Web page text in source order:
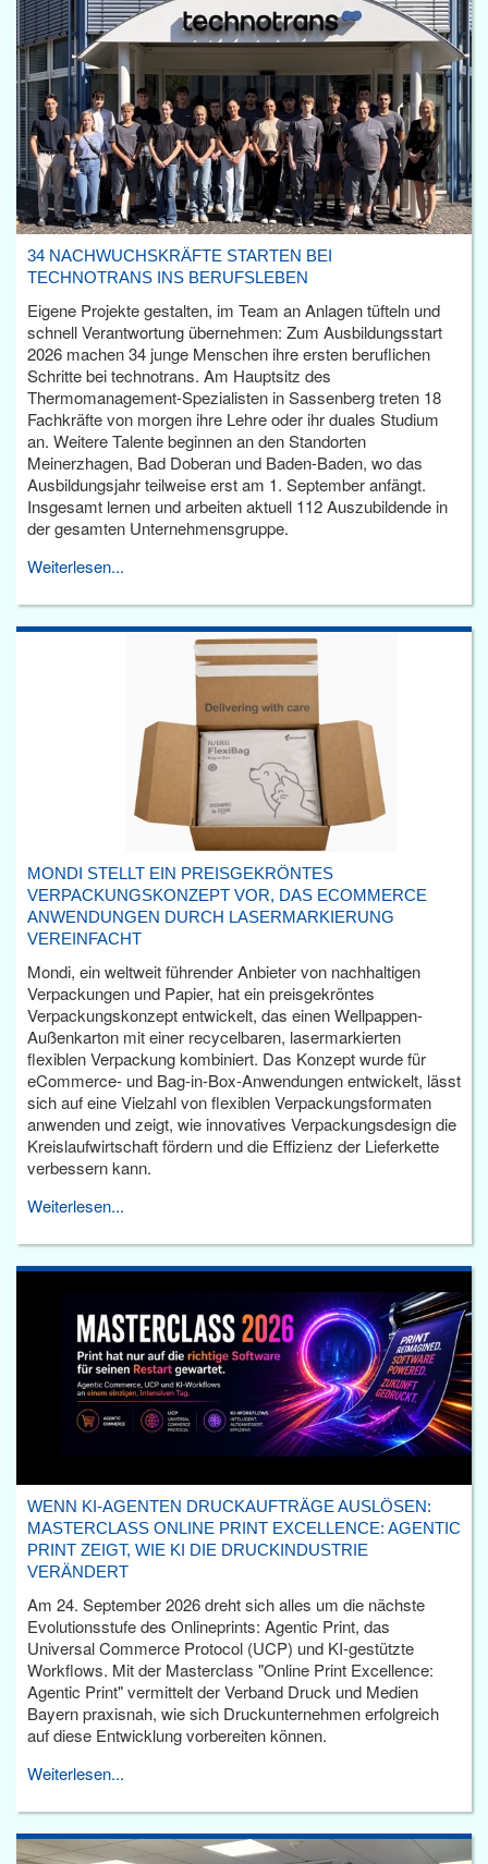
34 NACHWUCHSKRÄFTE STARTEN BEI
TECHNOTRANS INS BERUFSLEBEN
Eigene Projekte gestalten, im Team an Anlagen tüfteln und
schnell Verantwortung übernehmen: Zum Ausbildungsstart
2026 machen 34 junge Menschen ihre ersten beruflichen
Schritte bei technotrans. Am Hauptsitz des
Thermomanagement-Spezialisten in Sassenberg treten 18
Fachkräfte von morgen ihre Lehre oder ihr duales Studium
an. Weitere Talente beginnen an den Standorten
Meinerzhagen, Bad Doberan und Baden-Baden, wo das
Ausbildungsjahr teilweise erst am 1. September anfängt.
Insgesamt lernen und arbeiten aktuell 112 Auszubildende in
der gesamten Unternehmensgruppe.
Weiterlesen...
MONDI STELLT EIN PREISGEKRÖNTES
VERPACKUNGSKONZEPT VOR, DAS ECOMMERCE
ANWENDUNGEN DURCH LASERMARKIERUNG
VEREINFACHT
Mondi, ein weltweit führender Anbieter von nachhaltigen
Verpackungen und Papier, hat ein preisgekröntes
Verpackungskonzept entwickelt, das einen Wellpappen-
Außenkarton mit einer recycelbaren, lasermarkierten
flexiblen Verpackung kombiniert. Das Konzept wurde für
eCommerce- und Bag-in-Box-Anwendungen entwickelt, lässt
sich auf eine Vielzahl von flexiblen Verpackungsformaten
anwenden und zeigt, wie innovatives Verpackungsdesign die
Kreislaufwirtschaft fördern und die Effizienz der Lieferkette
verbessern kann.
Weiterlesen...
WENN KI-AGENTEN DRUCKAUFTRÄGE AUSLÖSEN:
MASTERCLASS ONLINE PRINT EXCELLENCE: AGENTIC
PRINT ZEIGT, WIE KI DIE DRUCKINDUSTRIE
VERÄNDERT
Am 24. September 2026 dreht sich alles um die nächste
Evolutionsstufe des Onlineprints: Agentic Print, das
Universal Commerce Protocol (UCP) und KI-gestützte
Workflows. Mit der Masterclass "Online Print Excellence:
Agentic Print" vermittelt der Verband Druck und Medien
Bayern praxisnah, wie sich Druckunternehmen erfolgreich
auf diese Entwicklung vorbereiten können.
Weiterlesen...